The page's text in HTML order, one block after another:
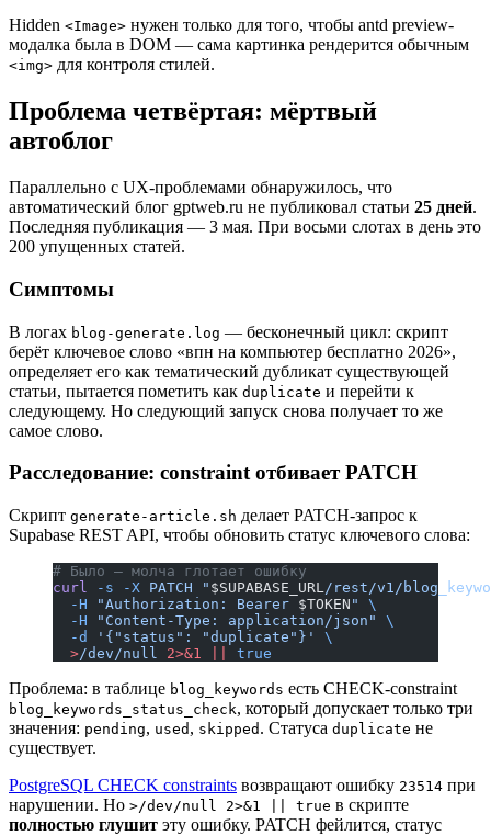
Hidden <Image> нужен только для того, чтобы antd preview-
модалка была в DOM — сама картинка рендерится обычным
<img> для контроля стилей.
Проблема четвёртая: мёртвый
автоблог
Параллельно с UX-проблемами обнаружилось, что
автоматический блог gptweb.ru не публиковал статьи 25 дней.
Последняя публикация — 3 мая. При восьми слотах в день это
200 упущенных статей.
Симптомы
В логах blog-generate.log — бесконечный цикл: скрипт
берёт ключевое слово «впн на компьютер бесплатно 2026»,
определяет его как тематический дубликат существующей
статьи, пытается пометить как duplicate и перейти к
следующему. Но следующий запуск снова получает то же
самое слово.
Расследование: constraint отбивает PATCH
Скрипт generate-article.sh делает PATCH-запрос к
Supabase REST API, чтобы обновить статус ключевого слова:
# Было — молча глотает ошибку
curl -s -X PATCH " $SUPABASE_URL/rest/v1/
  -H
"Authorization: Bearer $TOKEN "
\
  -H
"Content-Type: application/json"
\
  -d
'{"status": "duplicate"}'
\
  >
/dev/null 2>&1 true
Проблема: в таблице blog_keywords есть CHECK-constraint
blog_keywords_status_check, который допускает только три
значения: pending, used , skipped . Статуса duplicate не
существует.
PostgreSQL CHECK constraints возвращают ошибку 23514 при
нарушении. Но >/dev/null 2>&1 || true в скрипте
полностью глушит эту ошибку. PATCH фейлится, статус